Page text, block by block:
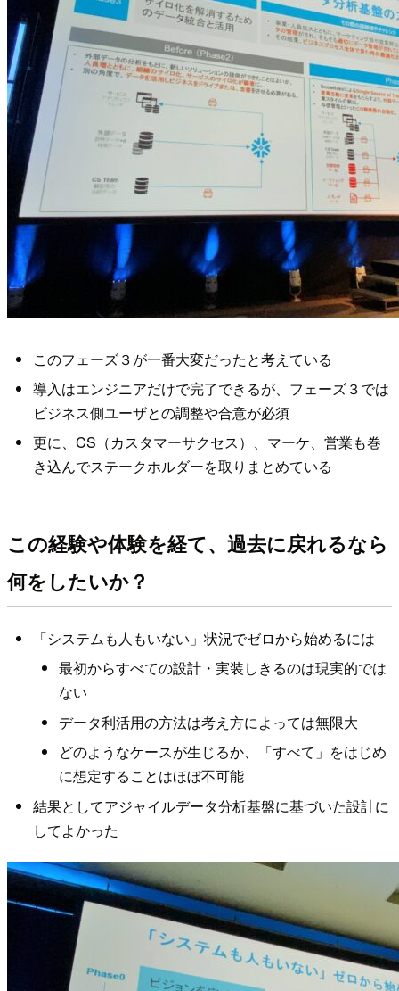
このフェーズ３が一番大変だったと考えている
導入はエンジニアだけで完了できるが、フェーズ３では
ビジネス側ユーザとの調整や合意が必須
更に、CS（カスタマーサクセス）、マーケ、営業も巻
き込んでステークホルダーを取りまとめている
この経験や体験を経て、過去に戻れるなら
何をしたいか？
「システムも人もいない」状況でゼロから始めるには
最初からすべての設計・実装しきるのは現実的では
ない
データ利活用の方法は考え方によっては無限大
どのようなケースが生じるか、「すべて」をはじめ
に想定することはほぼ不可能
結果としてアジャイルデータ分析基盤に基づいた設計に
してよかった